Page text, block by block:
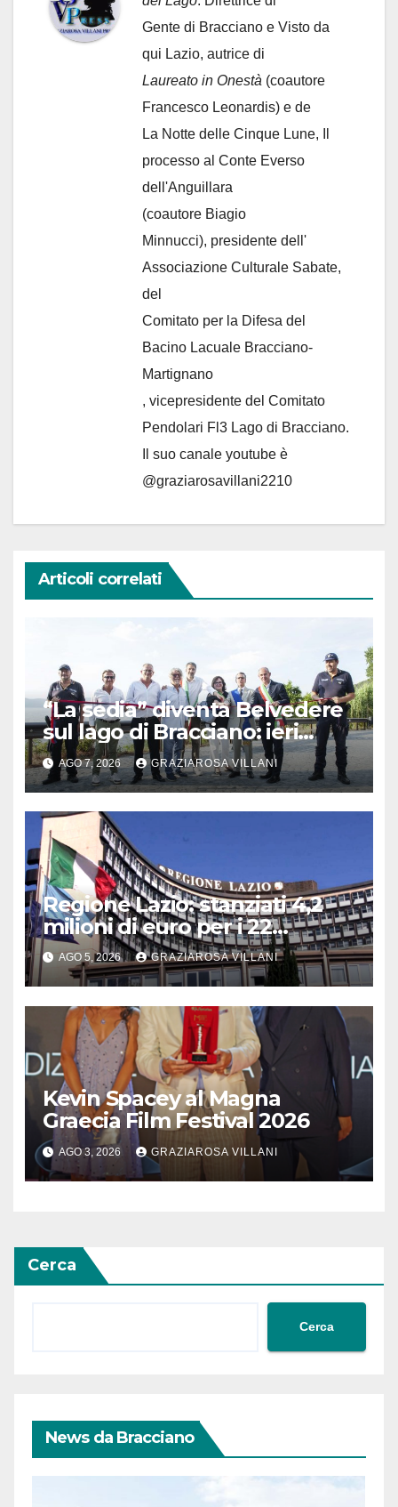
Gente di Bracciano e Visto da
qui Lazio, autrice di
Laureato in Onestà (coautore
Francesco Leonardis) e de
La Notte delle Cinque Lune, Il
processo al Conte Everso
dell'Anguillara
(coautore Biagio
Minnucci), presidente dell'
Associazione Culturale Sabate,
del
Comitato per la Difesa del
Bacino Lacuale Bracciano-
Martignano
, vicepresidente del Comitato
Pendolari Fl3 Lago di Bracciano.
Il suo canale youtube è
@graziarosavillani2210
Articoli correlati
“La sedia” diventa Belvedere
sul lago di Bracciano: ieri
l’inaugurazione
AGO 7, 2026 GRAZIAROSA VILLANI
Regione Lazio: stanziati 4,2
milioni di euro per i 22
Comuni dell’Etruria
Meridionale
AGO 5, 2026 GRAZIAROSA VILLANI
Kevin Spacey al Magna
Graecia Film Festival 2026
AGO 3, 2026 GRAZIAROSA VILLANI
Cerca
Cerca
News da Bracciano